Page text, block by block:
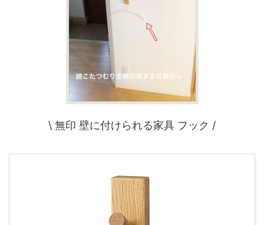
\ 無印 壁に付けられる家具 フック /